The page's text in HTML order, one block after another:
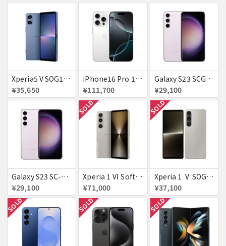
Xperia5 V SOG12 ブルー au 送料無料
¥35,650
iPhone16 Pro 128GB ホワイトチタニウム docomo 送料無料
¥111,700
Galaxy S23 SCG19 ラベンダー au 送料無料
¥29,100
Galaxy S23 SC-51D SAMSUNG docomo 送料無料
¥29,100
SOLD
Xperia 1 Ⅵ SoftBank プラチナシルバー 送料無料
¥71,000
SOLD
Xperia 1 Ⅴ SOG10 プラチナシルバー au 送料無料
¥37,100
SOLD SOLD SOLD